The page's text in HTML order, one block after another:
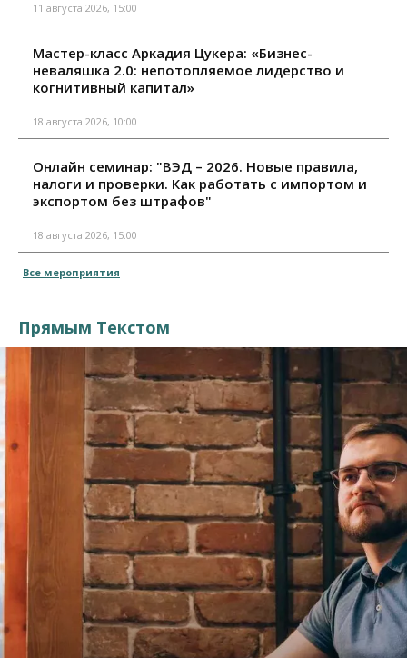
11 августа 2026, 15:00
Мастер-класс Аркадия Цукера: «Бизнес-
неваляшка 2.0: непотопляемое лидерство и
когнитивный капитал»
18 августа 2026, 10:00
Онлайн семинар: "ВЭД – 2026. Новые правила,
налоги и проверки. Как работать с импортом и
экспортом без штрафов"
18 августа 2026, 15:00
Все мероприятия
Прямым Текстом